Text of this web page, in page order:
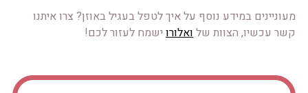
מעוניינים במידע נוסף על איך לטפל בעגיל באוזן? צרו איתנו
קשר עכשיו, הצוות שלואלורו ישמח לעזור לכם!